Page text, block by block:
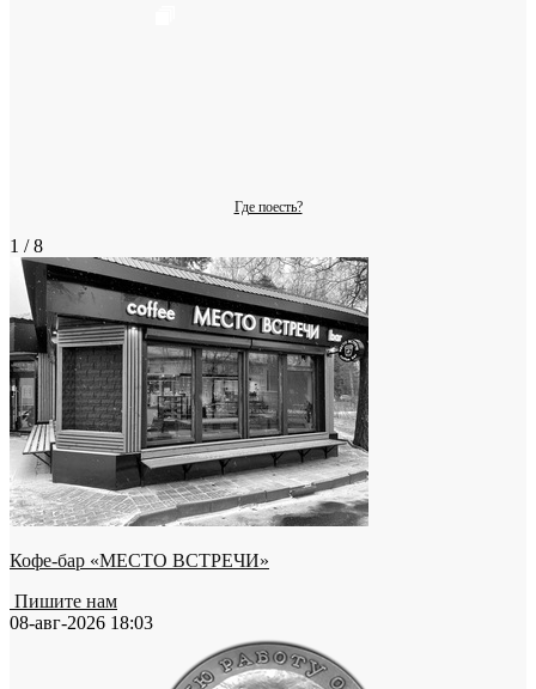
Где поесть?
1 / 8
Кофе-бар «МЕСТО ВСТРЕЧИ»
Пишите нам
08-авг-2026 18:03